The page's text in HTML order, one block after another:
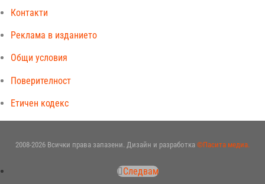
Контакти
Реклама в изданието
Общи условия
Поверителност
Етичен кодекс
2008-2026 Всички права запазени. Дизайн и разработка ©Пасита медиа.
Следвам